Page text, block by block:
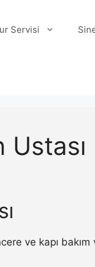
Servisi
ve kapı bakım